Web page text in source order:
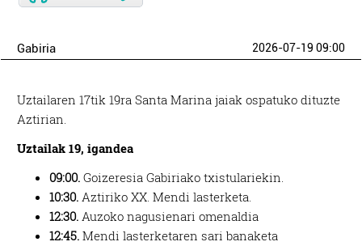
Gabiria 2026-07-19 09:00
Uztailaren 17tik 19ra Santa Marina jaiak ospatuko dituzte
Aztirian.
Uztailak 19, igandea
09:00. Goizeresia Gabiriako txistulariekin.
10:30. Aztiriko XX. Mendi lasterketa.
12:30. Auzoko nagusienari omenaldia
12:45. Mendi lasterketaren sari banaketa